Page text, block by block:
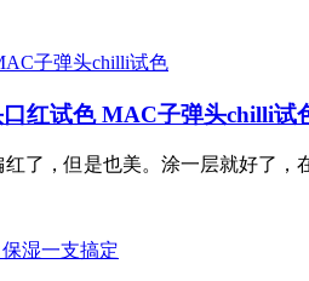
红试色 MAC子弹头chilli试
了，但是也美。涂一层就好了